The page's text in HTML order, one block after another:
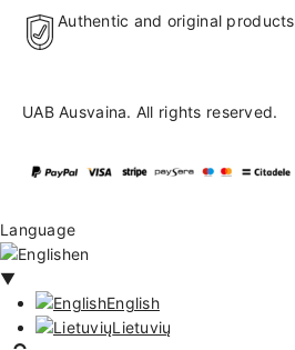
Authentic and original products
UAB Ausvaina. All rights reserved.
Language
en
▼
English
Lietuvių